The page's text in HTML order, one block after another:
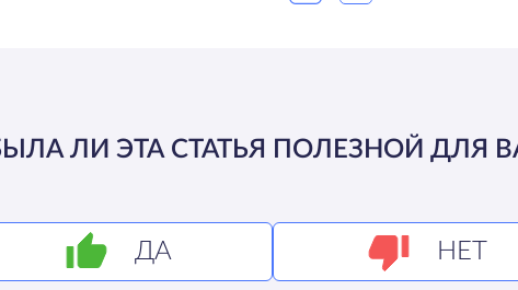
ЛИ ЭТА СТАТЬЯ ПОЛЕЗНОЙ ДЛЯ
ДА НЕТ